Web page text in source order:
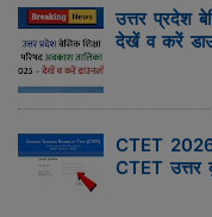
उत्तर प्रदेश
देखें व करें
CTET
CTET